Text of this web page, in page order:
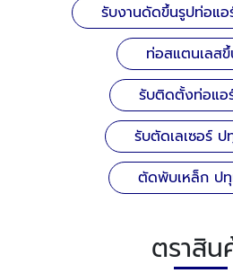
รับงานดัดขึ้นรูปท่อแ
ท่อสแตนเลส
รับติดตั้งท่อแอ
รับตัดเลเซอร์ ป
ตัดพับเหล็ก ป
ตราสิน